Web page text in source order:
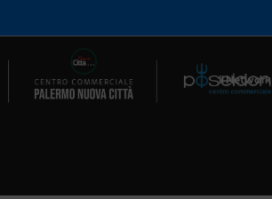
Il Network